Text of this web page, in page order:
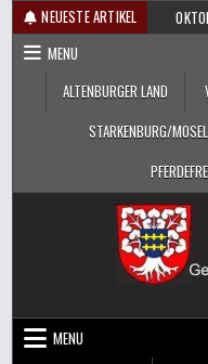
Skip
content
NEUESTE ARTIKEL
MENU
ALTENBURGER LAND
STARKENBURG/MOSEL
MENU